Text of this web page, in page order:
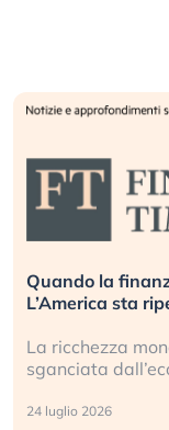
Quando la
L’America sta
La ricchezza
sganciata
24 luglio 2026